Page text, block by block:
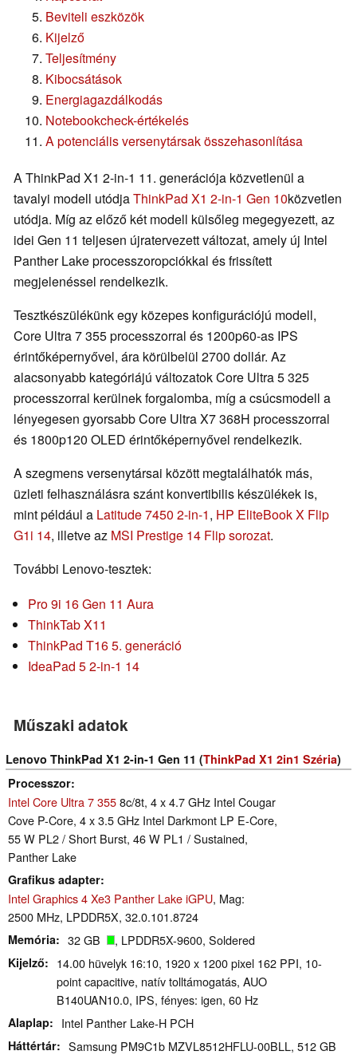
Beviteli eszközök
Kijelző
Teljesítmény
Kibocsátások
Energiagazdálkodás
Notebookcheck-értékelés
A potenciális versenytársak összehasonlítása
A ThinkPad X1 2-in-1 11. generációja közvetlenül a
tavalyi modell utódjaThinkPad X1 2-in-1 Gen 10közvetlen
utódja. Míg az előző két modell külsőleg megegyezett, az
idei Gen 11 teljesen újratervezett változat, amely új Intel
Panther Lake processzoropciókkal és frissített
megjelenéssel rendelkezik.
Tesztkészülékünk egy közepes konfigurációjú modell,
Core Ultra 7 355 processzorral és 1200p60-as IPS
érintőképernyővel, ára körülbelül 2700 dollár. Az
alacsonyabb kategóriájú változatok Core Ultra 5 325
processzorral kerülnek forgalomba, míg a csúcsmodell a
lényegesen gyorsabb Core Ultra X7 368H processzorral
és 1800p120 OLED érintőképernyővel rendelkezik.
A szegmens versenytársai között megtalálhatók más,
üzleti felhasználásra szánt konvertibilis készülékek is,
mint például a Latitude 7450 2-in-1, HP EliteBook X Flip
G1i 14, illetve az MSI Prestige 14 Flip sorozat.
További Lenovo-tesztek:
Pro 9i 16 Gen 11 Aura
ThinkTab X11
ThinkPad T16 5. generáció
IdeaPad 5 2-in-1 14
Műszaki adatok
Lenovo ThinkPad X1 2-in-1 Gen 11 (ThinkPad X1 2in1 Széria)
Processzor
Intel Core Ultra 7 3558c/8t, 4 x 4.7 GHz Intel Cougar
Cove P-Core, 4 x 3.5 GHz Intel Darkmont LP E-Core,
55 W PL2 / Short Burst, 46 W PL1 / Sustained,
Panther Lake
Grafikus adapter
Intel Graphics 4 Xe3 Panther Lake iGPU, Mag:
2500 MHz, LPDDR5X, 32.0.101.8724
Memória 32 GB , LPDDR5X-9600, Soldered
Kijelző
14.00 hüvelyk 16:10, 1920 x 1200 pixel 162 PPI, 10-
point capacitive, natív tolltámogatás, AUO
B140UAN10.0, IPS, fényes: igen, 60 Hz
Alaplap Intel Panther Lake-H PCH
Háttértár Samsung PM9C1b MZVL8512HFLU-00BLL, 512 GB